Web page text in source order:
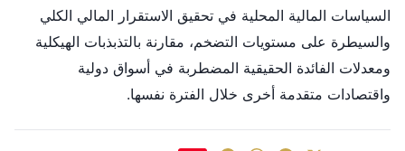
السياسات المالية المحلية في تحقيق الاستقرار المالي الكلي
والسيطرة على مستويات التضخم، مقارنة بالتذبذبات الهيكلية
ومعدلات الفائدة الحقيقية المضطربة في أسواق دولية
واقتصادات متقدمة أخرى خلال الفترة نفسها.